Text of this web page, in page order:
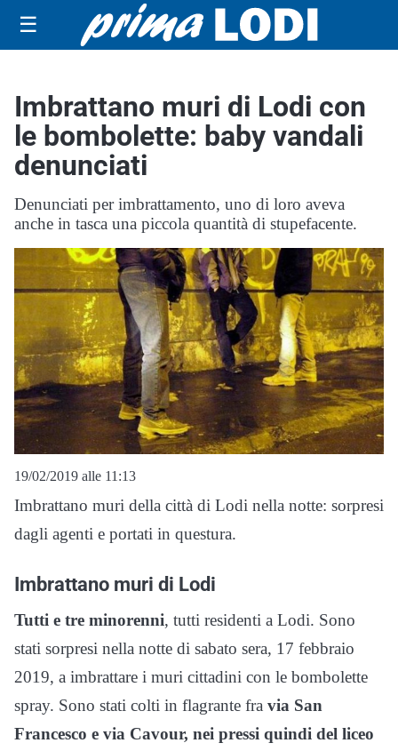
☰
Imbrattano muri di Lodi con
le bombolette: baby vandali
denunciati
Denunciati per imbrattamento, uno di loro aveva
anche in tasca una piccola quantità di stupefacente.
19/02/2019 alle 11:13
Imbrattano muri della città di Lodi nella notte: sorpresi
dagli agenti e portati in questura.
Imbrattano muri di Lodi
Tutti e tre minorenni, tutti residenti a Lodi. Sono
stati sorpresi nella notte di sabato sera, 17 febbraio
2019, a imbrattare i muri cittadini con le bombolette
spray. Sono stati colti in flagrante fra via San
Francesco e via Cavour, nei pressi quindi del liceo